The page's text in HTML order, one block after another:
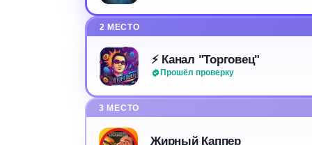
2 МЕСТО
⚡️ Канал "Торговец"
Прошёл проверку
3 МЕСТО
Жирный Каппер